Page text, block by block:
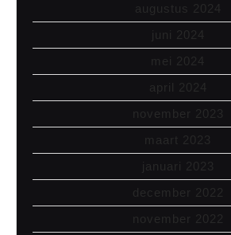
augustus 2024
juni 2024
mei 2024
april 2024
november 2023
maart 2023
januari 2023
december 2022
november 2022